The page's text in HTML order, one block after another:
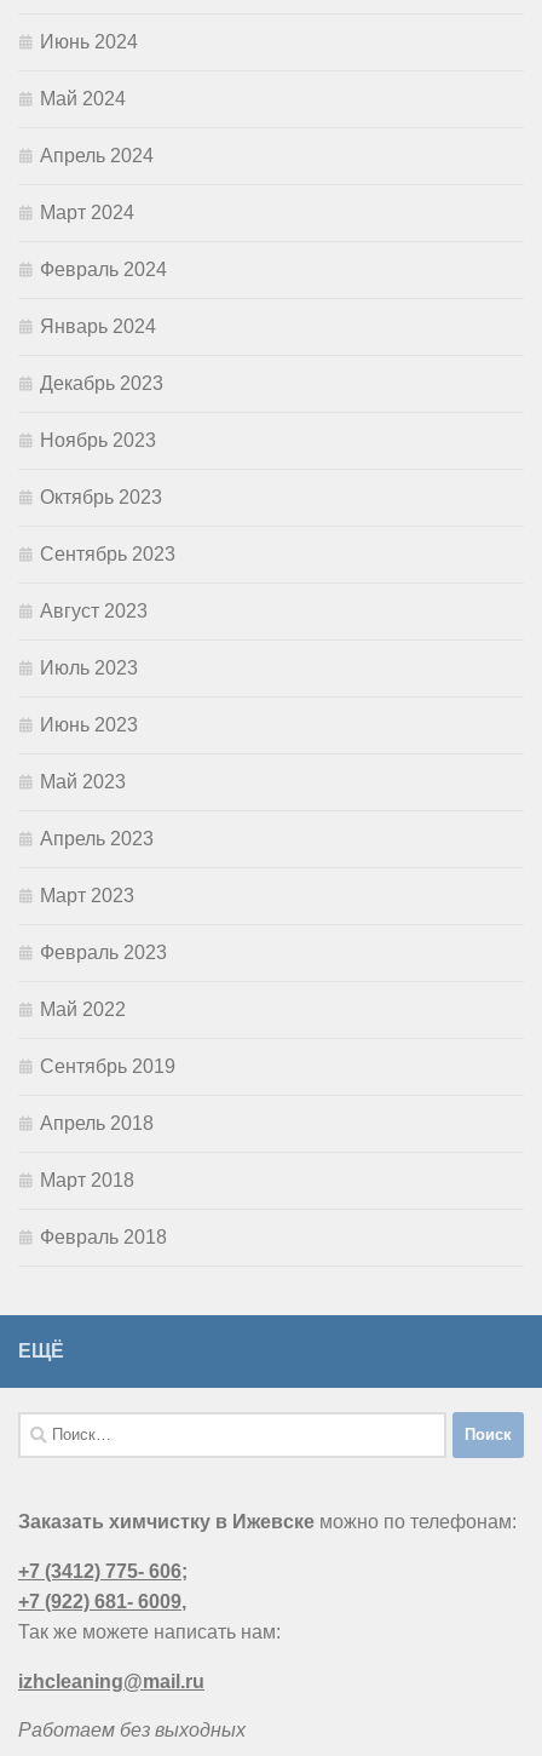
Июнь 2024
Май 2024
Апрель 2024
Март 2024
Февраль 2024
Январь 2024
Декабрь 2023
Ноябрь 2023
Октябрь 2023
Сентябрь 2023
Август 2023
Июль 2023
Июнь 2023
Май 2023
Апрель 2023
Март 2023
Февраль 2023
Май 2022
Сентябрь 2019
Апрель 2018
Март 2018
Февраль 2018
ЕЩЁ
Найти:
Заказать химчистку в Ижевске можно по телефонам:
+7 (3412) 775- 606;
+7 (922) 681- 6009,
Так же можете написать нам:
izhcleaning@mail.ru
Работаем без выходных